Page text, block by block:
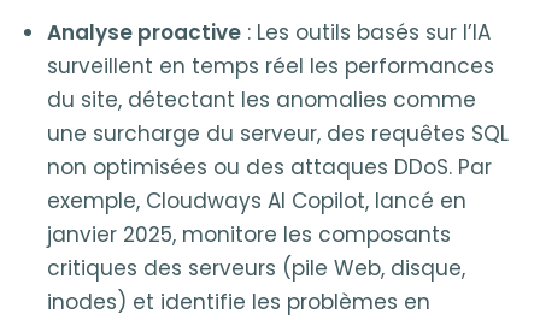
Analyse proactive : Les outils basés sur l’IA
surveillent en temps réel les performances
du site, détectant les anomalies comme
une surcharge du serveur, des requêtes SQL
non optimisées ou des attaques DDoS. Par
exemple, Cloudways AI Copilot, lancé en
janvier 2025, monitore les composants
critiques des serveurs (pile Web, disque,
inodes) et identifie les problèmes en